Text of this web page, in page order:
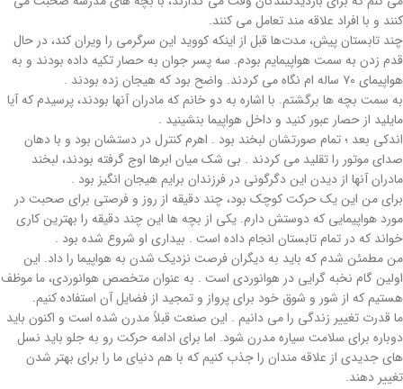
کنند و با افراد علاقه مند تعامل می کنند.
چند تابستان پیش، مدت‌ها قبل از اینکه کووید این سرگرمی را ویران کند، در حال
قدم زدن به سمت هواپیمایم بودم. سه پسر جوان به حصار تکیه داده بودند و به
هواپیمای ۷۰ ساله ام نگاه می کردند. واضح بود که هیجان زده بودند .
به سمت بچه ها برگشتم. با اشاره به دو خانم که مادران آنها بودند، پرسیدم که آیا
مایلید از حصار عبور کنید و داخل هواپیما بنشینید .
اندکی بعد ؛ تمام صورتشان لبخند بود . اهرم کنترل در دستشان بود و با دهان
صدای موتور را تقلید می کردند . بی شک میان ابرها اوج گرفته بودند، لبخند
مادران آنها از دیدن این دگرگونی در فرزندان برایم هیجان انگیز بود .
برای من این یک حرکت کوچک بود، چند دقیقه از روز و فرصتی برای صحبت در
مورد هواپیمایی که دوستش دارم. یکی از بچه ها این چند دقیقه را بهترین کاری
خواند که در تمام تابستان انجام داده است . بیداری او شروع شده بود .
من مطمئن شدم که باید به دیگران فرصت نزدیک شدن به هواپیما را داد. این
اولین گام نخبه گرایی در هوانوردی است . به عنوان متخصص هوانوردی، ما موظف
هستیم که از شور و شوق خود برای پرواز و تمجید از فضایل آن استفاده کنیم.
ما قدرت تغییر زندگی را می دانیم . این صنعت قبلاً مدرن شده است و اکنون باید
دوباره برای سلامت سیاره مدرن شود. اما برای ادامه حرکت رو به جلو باید نسل
های جدیدی از علاقه مندان را جذب کنیم که با هم دنیای ما را برای بهتر شدن
تغییر دهند.